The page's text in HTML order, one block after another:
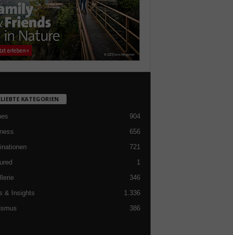
KATEGORIEN
904
656
721
1
346
& Insights
1.336
386